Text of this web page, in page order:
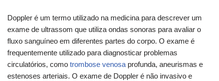
Doppler é um termo utilizado na medicina para descrever um
exame de ultrassom que utiliza ondas sonoras para avaliar o
fluxo sanguíneo em diferentes partes do corpo. O exame é
frequentemente utilizado para diagnosticar problemas
circulatórios, como trombose venosa profunda, aneurismas e
estenoses arteriais. O exame de Doppler é não invasivo e